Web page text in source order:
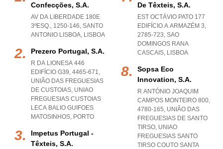
Confecções, S.a.
AV DA LIBERDADE 180E
3ºESQ., 1250-146, SANTO
ANTONIO LISBOA, LISBOA
Prezero Portugal, S.a.
R DA LIONESA 446
EDIFÍCIO G39, 4465-671,
UNIÃO DAS FREGUESIAS
DE CUSTOIAS, UNIAO
FREGUESIAS CUSTOIAS
LECA BALIO GUIFOES
MATOSINHOS, PORTO
Impetus Portugal -
Têxteis, S.a.
De Têxteis, S.a.
EST OCTÁVIO PATO 177
EDIFÍCIO A ARMAZÉM 3,
2785-723, SAO
DOMINGOS RANA
CASCAIS, LISBOA
Sopsa Eco
Innovation, S.a.
R ANTÓNIO JOAQUIM
CAMPOS MONTEIRO 800,
4780-165, UNIÃO DAS
FREGUESIAS DE SANTO
TIRSO, UNIAO
FREGUESIAS SANTO
TIRSO COUTO SANTA